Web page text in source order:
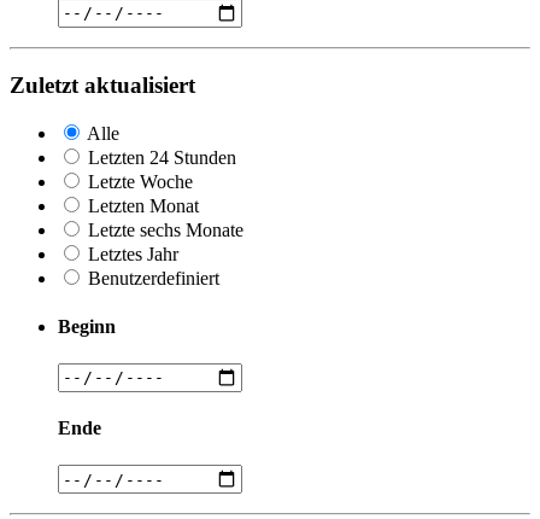
Zuletzt aktualisiert
Alle
Letzten 24 Stunden
Letzte Woche
Letzten Monat
Letzte sechs Monate
Letztes Jahr
Benutzerdefiniert
Beginn
Ende